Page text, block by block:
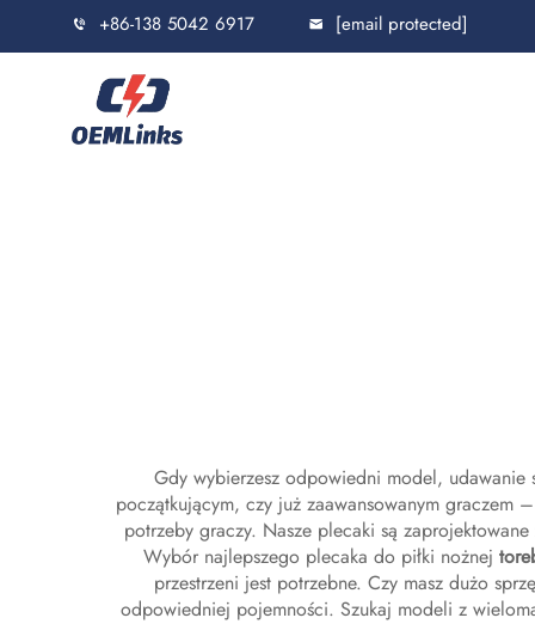
+86-138 5042 6917 [email protected]
Gdy wybierzesz odpowiedni model, udawanie
początkującym, czy już zaawansowanym graczem
potrzeby graczy. Nasze plecaki są
Wybór najlepszego plecaka do piłki nożnej
przestrzeni jest potrzebne. Czy masz dużo
odpowiedniej pojemności. Szukaj modeli z